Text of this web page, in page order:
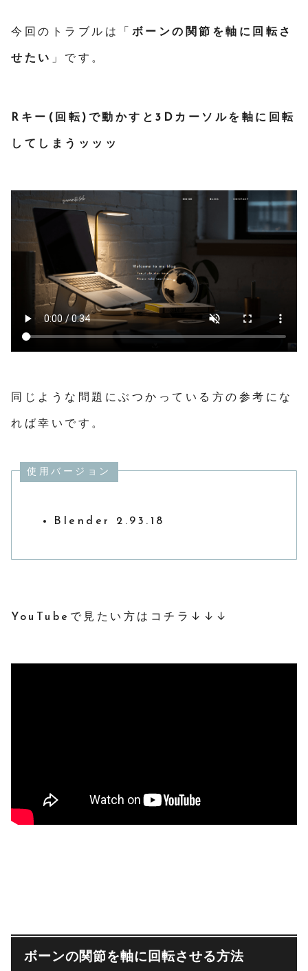
今回のトラブルは「 ボーンの関節を軸に回転さ
せたい 」です。
Rキー(回転)で動かすと3Dカーソルを軸に回転
してしまうッッッ
同じような問題にぶつかっている方の参考にな
れば幸いです。
使用バージョン
Blender 2.93.18
YouTubeで見たい方はコチラ↓↓↓
ボーンの関節を軸に回転させる方法